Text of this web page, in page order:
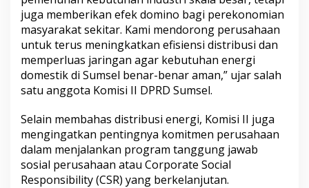
juga memberikan efek domino bagi perekonomian
masyarakat sekitar. Kami mendorong perusahaan
untuk terus meningkatkan efisiensi distribusi dan
memperluas jaringan agar kebutuhan energi
domestik di Sumsel benar-benar aman,” ujar salah
satu anggota Komisi II DPRD Sumsel.
Selain membahas distribusi energi, Komisi II juga
mengingatkan pentingnya komitmen perusahaan
dalam menjalankan program tanggung jawab
sosial perusahaan atau Corporate Social
Responsibility (CSR) yang berkelanjutan.